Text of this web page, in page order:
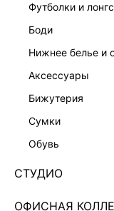
футболки и
боди
нижнее белье
аксессуары
бижутерия
сумки
обувь
СТУДИО
ОФИСНАЯ
НАТУРАЛЬНЫЙ ЛЕН
КОМБИНЕЗОН
6254604703-27
Нет в наличии